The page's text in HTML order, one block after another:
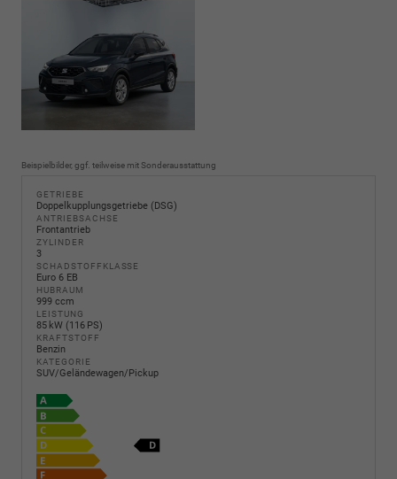
Beispielbilder, ggf. teilweise mit Sonderausstattung
GETRIEBE
Doppelkupplungsgetriebe (DSG)
ANTRIEBSACHSE
Frontantrieb
ZYLINDER
3
SCHADSTOFFKLASSE
Euro 6 EB
HUBRAUM
999 ccm
LEISTUNG
85 kW (116 PS)
KRAFTSTOFF
Benzin
KATEGORIE
SUV/Geländewagen/Pickup